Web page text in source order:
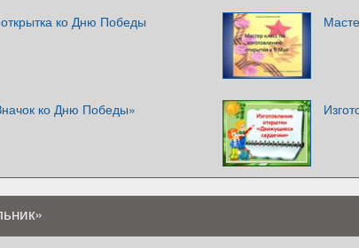
ко Дню Победы
ко Дню Победы»